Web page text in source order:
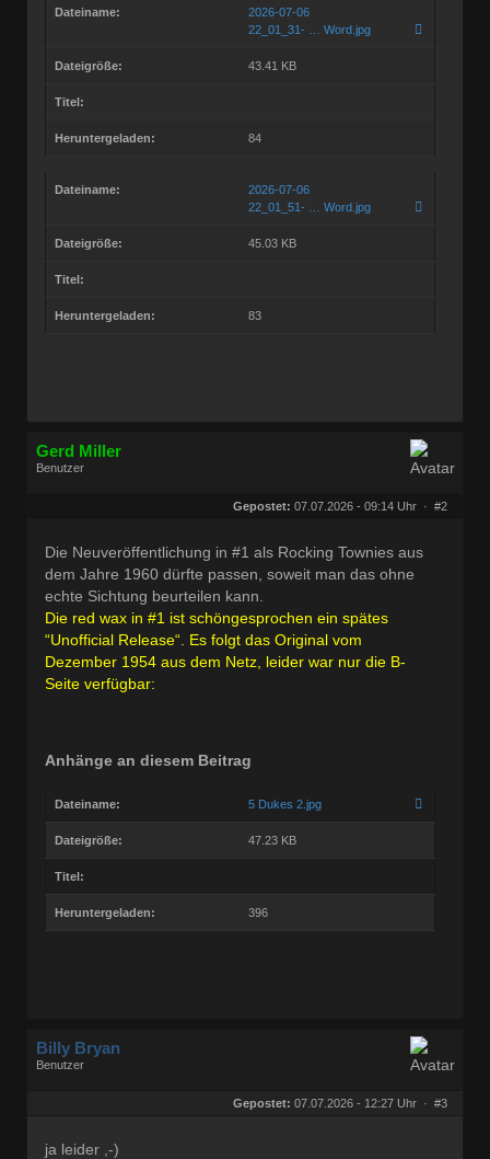
Dateiname:
2026-07-06
22_01_31- … Word.jpg
Dateigröße: 43.41 KB
Titel:
Heruntergeladen: 84
Dateiname:
2026-07-06
22_01_51- … Word.jpg
Dateigröße: 45.03 KB
Titel:
Heruntergeladen: 83
Gerd Miller
Benutzer
Gepostet: 07.07.2026 - 09:14 Uhr · #2
Die Neuveröffentlichung in #1 als Rocking Townies aus
dem Jahre 1960 dürfte passen, soweit man das ohne
echte Sichtung beurteilen kann.
Die red wax in #1 ist schöngesprochen ein spätes
“Unofficial Release“. Es folgt das Original vom
Dezember 1954 aus dem Netz, leider war nur die B-
Seite verfügbar:
Anhänge an diesem Beitrag
Dateiname: 5 Dukes 2.jpg
Dateigröße: 47.23 KB
Titel:
Heruntergeladen: 396
Billy Bryan
Benutzer
Gepostet: 07.07.2026 - 12:27 Uhr · #3
ja leider ,-)